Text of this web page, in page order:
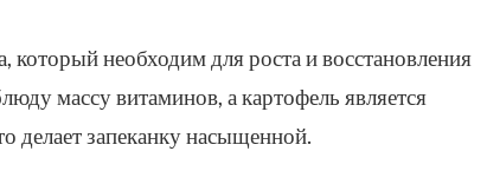
необходим для роста и восстановления
массу витаминов, а картофель является
делает запеканку насыщенной.